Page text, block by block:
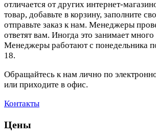
отличается от других интернет-
товар, добавьте в корзину, заполните
отправьте заказ к нам. Менеджеры
ответят вам. Иногда это занимает
Менеджеры работают с понедельника
18.
Обращайтесь к нам лично по
или приходите в офис.
Контакты
Цены